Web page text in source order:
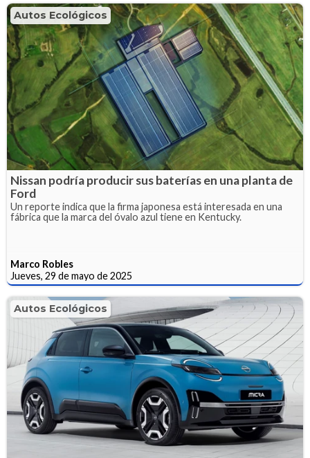
Autos Ecológicos
Nissan podría producir sus baterías en una planta de
Ford
Un reporte indica que la firma japonesa está interesada en una
fábrica que la marca del óvalo azul tiene en Kentucky.
Marco Robles
Jueves, 29 de mayo de 2025
Autos Ecológicos